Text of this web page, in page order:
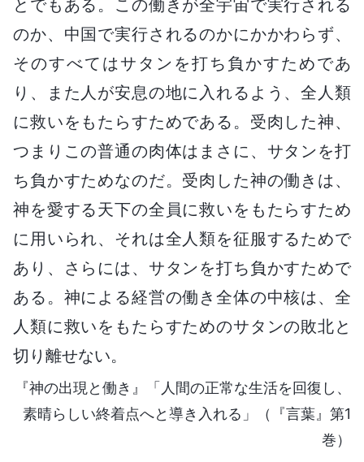
とでもある。この働きが全宇宙で実行される
のか、中国で実行されるのかにかかわらず、
そのすべてはサタンを打ち負かすためであ
り、また人が安息の地に入れるよう、全人類
に救いをもたらすためである。受肉した神、
つまりこの普通の肉体はまさに、サタンを打
ち負かすためなのだ。受肉した神の働きは、
神を愛する天下の全員に救いをもたらすため
に用いられ、それは全人類を征服するためで
あり、さらには、サタンを打ち負かすためで
ある。神による経営の働き全体の中核は、全
人類に救いをもたらすためのサタンの敗北と
切り離せない。
『神の出現と働き』「人間の正常な生活を回復し、
素晴らしい終着点へと導き入れる」（『言葉』第1
巻）